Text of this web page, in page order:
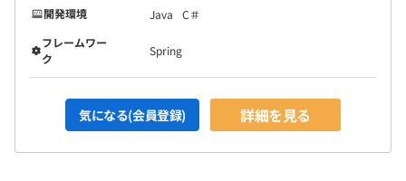
開発環境
Java
C＃
フレームワー
ク
Spring
気になる(会員登録) 詳細を見る